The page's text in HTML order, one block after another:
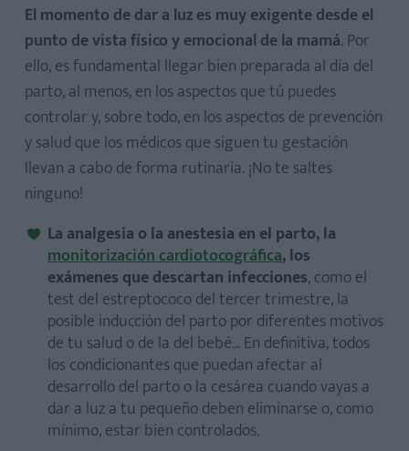
El momento de dar a luz es muy exigente desde el
punto de vista físico y emocional de la mamá. Por
ello, es fundamental llegar bien preparada al día del
parto, al menos, en los aspectos que tú puedes
controlar y, sobre todo, en los aspectos de prevención
y salud que los médicos que siguen tu gestación
llevan a cabo de forma rutinaria. ¡No te saltes
ninguno!
La analgesia o la anestesia en el parto, la
monitorización cardiotocográfica, los
exámenes que descartan infecciones, como el
test del estreptococo del tercer trimestre, la
posible inducción del parto por diferentes motivos
de tu salud o de la del bebé... En definitiva, todos
los condicionantes que puedan afectar al
desarrollo del parto o la cesárea cuando vayas a
dar a luz a tu pequeño deben eliminarse o, como
mínimo, estar bien controlados.